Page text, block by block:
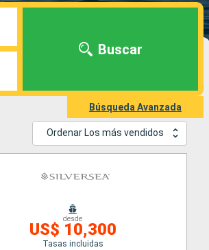
Buscar
Búsqueda Avanzada
Ordenar Los más vendidos
desde
US$ 10,300
Tasas incluidas